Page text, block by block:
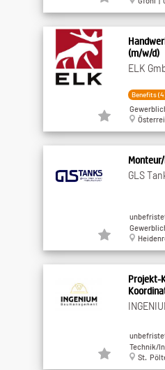
(m/w/d)
ELK
Benefits
GLS
Projekt-
Technik/
St.